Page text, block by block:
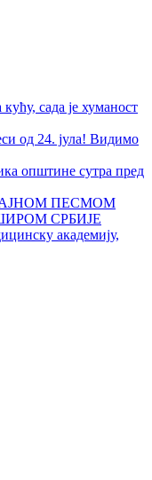
сада је хуманост
од 24. јула! Видимо
општине сутра пред
ПЕСМОМ
СРБИЈЕ
академију,